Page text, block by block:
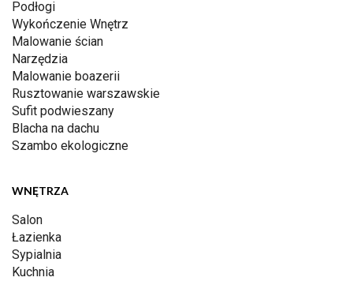
Podłogi
Wykończenie Wnętrz
Malowanie ścian
Narzędzia
Malowanie boazerii
Rusztowanie warszawskie
Sufit podwieszany
Blacha na dachu
Szambo ekologiczne
WNĘTRZA
Salon
Łazienka
Sypialnia
Kuchnia